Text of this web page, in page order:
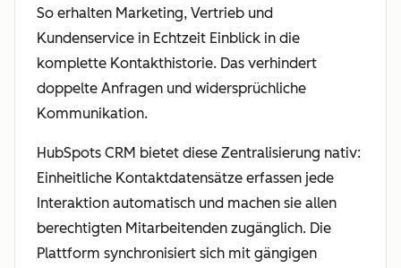
So erhalten Marketing, Vertrieb und
Kundenservice in Echtzeit Einblick in die
komplette Kontakthistorie. Das verhindert
doppelte Anfragen und widersprüchliche
Kommunikation.
HubSpots CRM bietet diese Zentralisierung nativ:
Einheitliche Kontaktdatensätze erfassen jede
Interaktion automatisch und machen sie allen
berechtigten Mitarbeitenden zugänglich. Die
Plattform synchronisiert sich mit gängigen